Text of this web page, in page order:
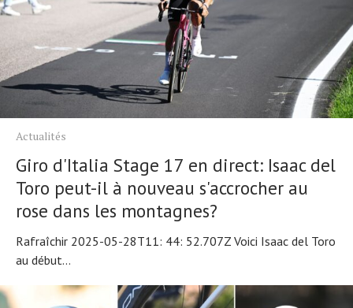
Actualités
Giro d'Italia Stage 17 en direct: Isaac del
Toro peut-il à nouveau s'accrocher au
rose dans les montagnes?
Rafraîchir 2025-05-28T11: 44: 52.707Z Voici Isaac del Toro
au début...